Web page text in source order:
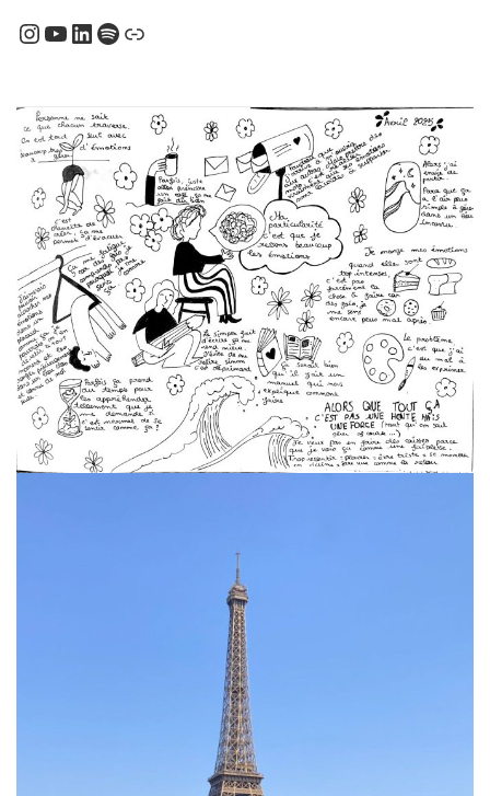
Instagram
YouTube
LinkedIn
Spotify
Lien